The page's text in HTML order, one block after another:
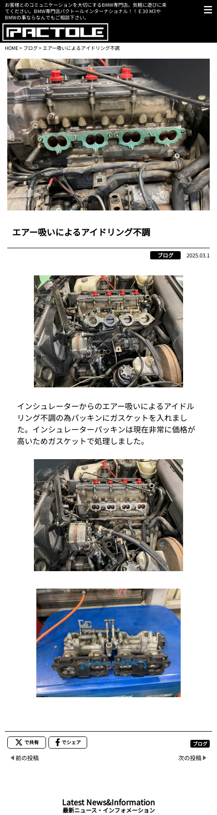
お客様とのコミュニケーションを大切にするBMW専門店。気軽に遊びに来
てください。BMW専門店パクトールインターナショナル！！Ｅ30 M3や
BMWの事ならなんでもご相談下さい。
HOME> ブログ> エアー吸いによるアイドリング不調
エアー吸いによるアイドリング不調
ブログ 2025.03.1
インシュレーターからのエアー吸いによるアイドル
リング不調の為パッキンにガスケットを入れまし
た。インシュレーターパッキンは現在非常に価格が
高いためガスケットで処理しました。
で共有 でシェア ブログ
前の投稿 次の投稿
Latest News&Information
最新ニュース・インフォメーション